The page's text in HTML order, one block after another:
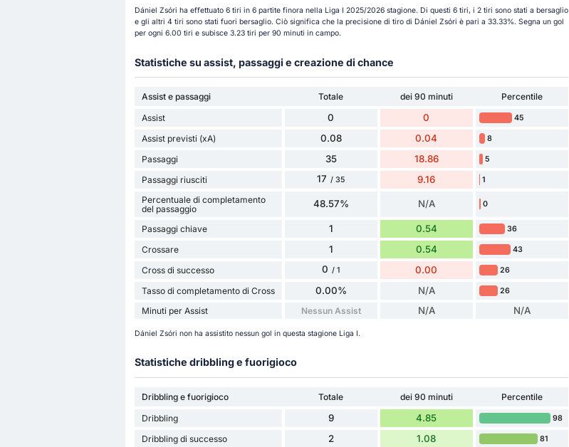
Dániel Zsóri ha effettuato 6 tiri in 6 partite finora nella Liga I 2025/2026 stagione. Di questi 6 tiri, i 2 tiri sono stati a bersaglio
e gli altri 4 tiri sono stati fuori bersaglio. Ciò significa che la precisione di tiro di Dániel Zsóri è pari a 33.33%. Segna un gol
per ogni 6.00 tiri e subisce 3.23 tiri per 90 minuti in campo.
Statistiche su assist, passaggi e creazione di chance
Assist e passaggi Totale dei 90 minuti
Percentile
Assist
0 0 45
Assist previsti (xA) 0.08 0.04 8
Passaggi 35 18.86 5
Passaggi riusciti 17 / 35 9.16 1
Percentuale di completamento
del passaggio
48.57% N/A 0
Passaggi chiave 1 0.54 36
Crossare 1 0.54 43
Cross di successo 0 / 1 0.00 26
Tasso di completamento di Cross 0.00% N/A 26
Minuti per Assist Nessun Assist N/A N/A
Dániel Zsóri non ha assistito nessun gol in questa stagione Liga I.
Statistiche dribbling e fuorigioco
Dribbling e fuorigioco Totale dei 90 minuti
Percentile
Dribbling
9 4.85 98
Dribbling di successo 2 1.08 81